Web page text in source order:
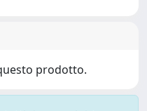
prodotto.